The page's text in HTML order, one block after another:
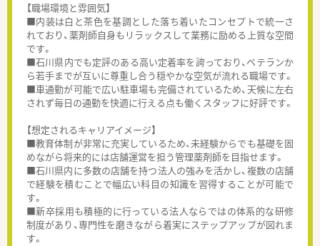
【職場環境と雰囲気】
■内装は白と茶色を基調とした落ち着いたコンセプトで統一さ
れており、薬剤師自身もリラックスして業務に励める上質な空間
です。
■石川県内でも定評のある高い定着率を誇っており、ベテランか
ら若手までが互いに尊重し合う穏やかな空気が流れる職場です。
■車通勤が可能で広い駐車場も完備されているため、天候に左右
されず毎日の通勤を快適に行える点も働くスタッフに好評です。
【想定されるキャリアイメージ】
■教育体制が非常に充実しているため、未経験からでも基礎を固
めながら将来的には店舗運営を担う管理薬剤師を目指せます。
■石川県内に多数の店舗を持つ法人の強みを活かし、複数の店舗
で経験を積むことで幅広い科目の知識を習得することが可能で
す。
■新卒採用も積極的に行っている法人ならではの体系的な研修
制度があり、専門性を磨きながら着実にステップアップが図れま
す。